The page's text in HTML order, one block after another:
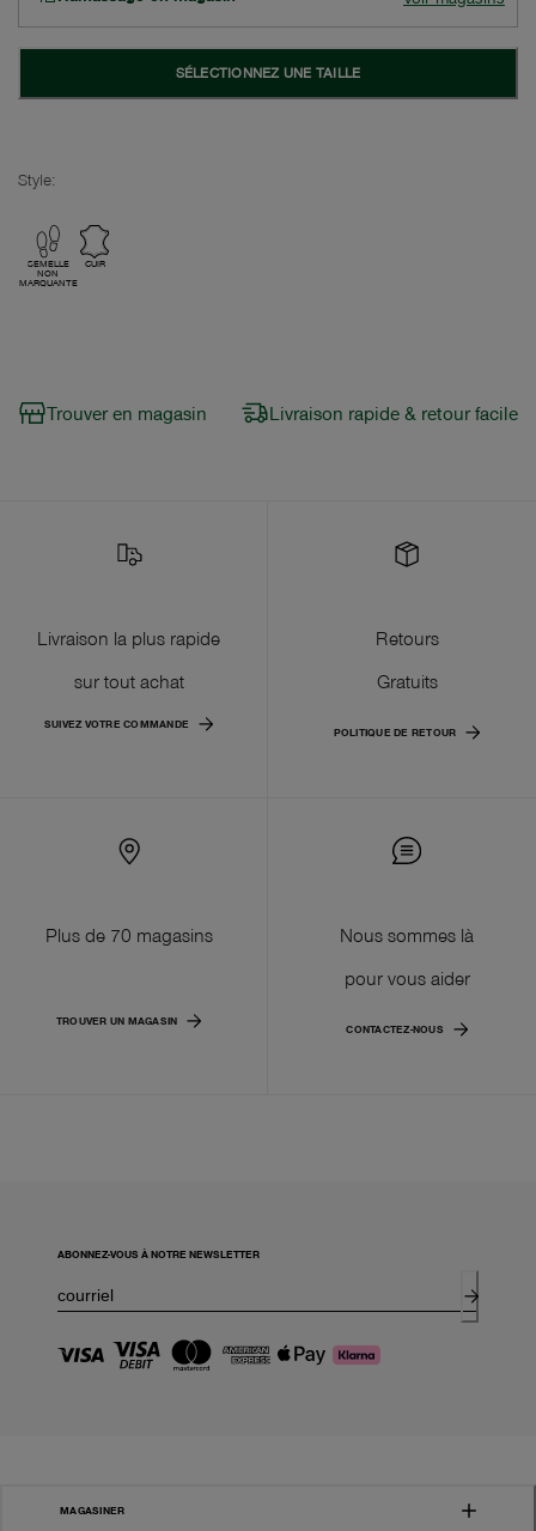
SÉLECTIONNEZ UNE TAILLE
Style:
SEMELLE
NON
MARQUANTE
CUIR
Trouver en magasin Livraison rapide & retour facile
Livraison la plus rapide
sur tout achat
SUIVEZ VOTRE COMMANDE
Retours
Gratuits
POLITIQUE DE RETOUR
Plus de 70 magasins
TROUVER UN MAGASIN
Nous sommes là
pour vous aider
CONTACTEZ-NOUS
ABONNEZ-VOUS À NOTRE NEWSLETTER
MAGASINER